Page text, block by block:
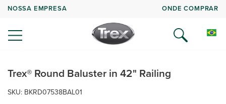
NOSSA EMPRESA ONDE COMPRAR
Trex® Round Baluster in 42" Railing
SKU: BKRD07538BAL01